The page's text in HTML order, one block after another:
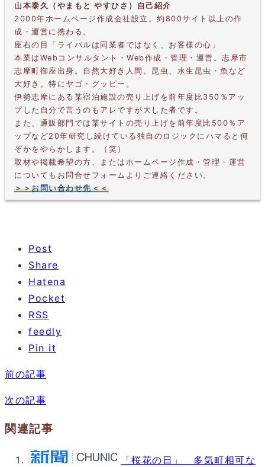
山本泰久（やまもと やすひさ）自己紹介
2000年ホームページ作成会社設立。約800サイト以上の作
成・運営に携わる。
座右の目「ライバルは同業者ではなく、お客様の心」
本業はWebコンサルタント・Web作成・管理・運営。志摩市
志摩町御座出身。自然大好き人間。昆虫、水生昆虫・魚など
大好き。特にヤゴ・グッピー。
伊勢志摩にある某宿泊施設の売り上げを前年度比350％アッ
プした自分で言うのもアレですが大した者です。
また、通販部門では某サイトの売り上げを前年度比500％ア
ップなど20年研究し続けている独自のロジックにハマると何
ぞかをやらかします。（笑）
取材や掲載希望の方、またはホームページ作成・管理・運営
についてもお問合せフォームよりご連絡ください。
＞＞お問い合わせ先＜＜
Post
Share
Hatena
Pocket
RSS
feedly
Pin it
前の記事
次の記事
関連記事
「桜花の日」 多気町相可な